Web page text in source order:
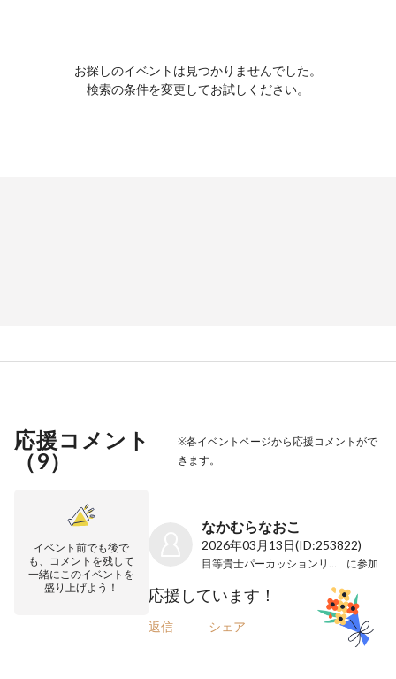
お探しのイベントは見つかりませんでした。
検索の条件を変更してお試しください。
応援コメント
（9）
※各イベントページから応援コメントがで
きます。
イベント前でも後で
も、コメントを残して
一緒にこのイベントを
盛り上げよう！
なかむらなおこ
2026年03月13日(ID:253822)
に参加
応援しています！
返信 シェア